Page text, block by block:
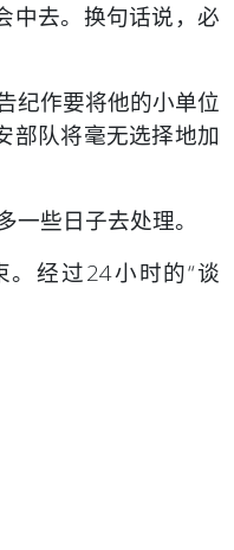
中去。换句话说，必
纪作要将他的小单位
部队将毫无选择地加
些日子去处理。
经过24小时的“谈
行动始末 5